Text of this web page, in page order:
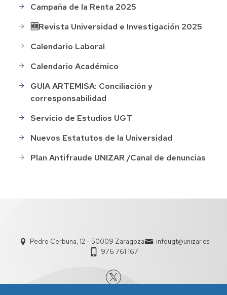
Campaña de la Renta 2025
🆕Revista Universidad e Investigación 2025
Calendario Laboral
Calendario Académico
GUIA ARTEMISA: Conciliación y
corresponsabilidad
Servicio de Estudios UGT
Nuevos Estatutos de la Universidad
Plan Antifraude UNIZAR /Canal de denuncias
Pedro Cerbuna, 12 - 50009 Zaragoza
infougt@unizar.es
976 761 167